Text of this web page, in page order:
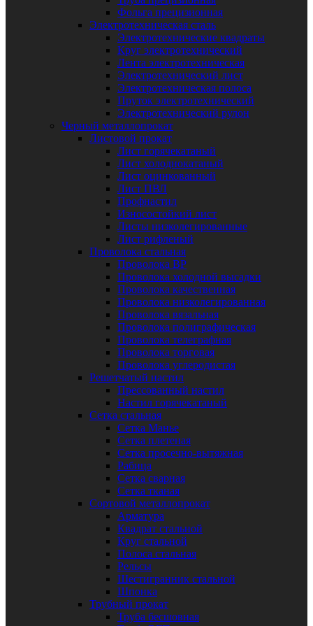
Фольга прецизионная
Электротехническая сталь
Электротехнические квадраты
Круг электротехнический
Лента электротехническая
Электротехнический лист
Электротехническая полоса
Пруток электротехнический
Электротехнический рулон
Черный металлопрокат
Листовой прокат
Лист горячекатаный
Лист холоднокатаный
Лист оцинкованный
Лист ПВЛ
Профнастил
Износостойкий лист
Листы низколегированные
Лист рифленый
Проволока стальная
Проволока ВР
Проволока холодной высадки
Проволока качественная
Проволока низколегированная
Проволока вязальная
Проволока полиграфическая
Проволока телеграфная
Проволока торговая
Проволока углеродистая
Решетчатый настил
Прессованный настил
Настил горячекатаный
Сетка стальная
Сетка Манье
Сетка плетеная
Сетка просечно-вытяжная
Рабица
Сетка сварная
Сетка тканая
Сортовой металлопрокат
Арматура
Квадрат стальной
Круг стальной
Полоса стальная
Рельсы
Шестигранник стальной
Шпонка
Трубный прокат
Труба бесшовная